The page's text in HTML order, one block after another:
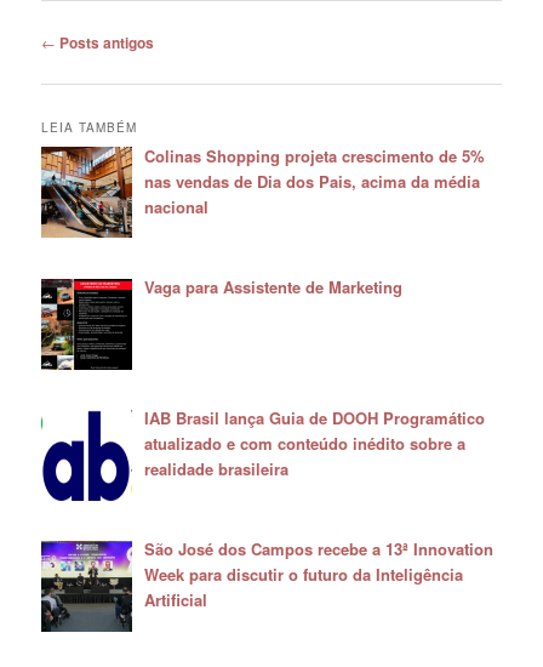
Navegação
posts
← Posts antigos
LEIA TAMBÉM
Colinas Shopping projeta crescimento de 5%
nas vendas de Dia dos Pais, acima da média
nacional
Vaga para Assistente de Marketing
IAB Brasil lança Guia de DOOH Programático
atualizado e com conteúdo inédito sobre a
realidade brasileira
São José dos Campos recebe a 13ª Innovation
Week para discutir o futuro da Inteligência
Artificial